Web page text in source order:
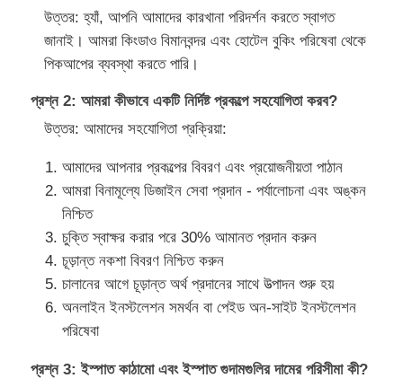
উত্তর: হ্যাঁ, আপনি আমাদের কারখানা পরিদর্শন করতে স্বাগত
জানাই। আমরা কিংডাও বিমানবন্দর এবং হোটেল বুকিং পরিষেবা থেকে
পিকআপের ব্যবস্থা করতে পারি।
প্রশ্ন 2: আমরা কীভাবে একটি নির্দিষ্ট প্রকল্পে সহযোগিতা করব?
উত্তর: আমাদের সহযোগিতা প্রক্রিয়া:
আমাদের আপনার প্রকল্পের বিবরণ এবং প্রয়োজনীয়তা পাঠান
আমরা বিনামূল্যে ডিজাইন সেবা প্রদান - পর্যালোচনা এবং অঙ্কন
নিশ্চিত
চুক্তি স্বাক্ষর করার পরে 30% আমানত প্রদান করুন
চূড়ান্ত নকশা বিবরণ নিশ্চিত করুন
চালানের আগে চূড়ান্ত অর্থ প্রদানের সাথে উত্পাদন শুরু হয়
অনলাইন ইনস্টলেশন সমর্থন বা পেইড অন-সাইট ইনস্টলেশন
পরিষেবা
প্রশ্ন 3: ইস্পাত কাঠামো এবং ইস্পাত গুদামগুলির দামের পরিসীমা কী?